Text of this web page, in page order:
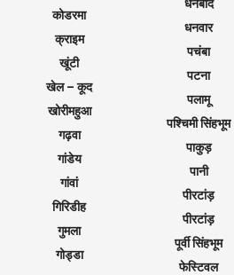
कोडरमा
क्राइम
खूंटी
खेल – कूद
खोरीमहुआ
गढ़वा
गांडेय
गांवां
गिरिडीह
गुमला
गोड्डा
धनबाद
धनवार
पचंबा
पटना
पलामू
पश्चिमी सिंहभूम
पाकुड़
पानी
पीरटांड़
पीरटांड़
पूर्वी सिंहभूम
फेस्टिवल